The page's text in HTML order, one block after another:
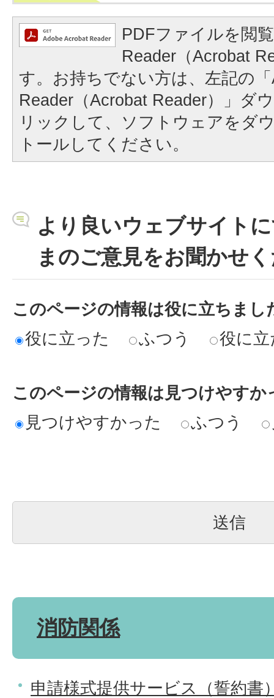
PDFファイルを閲
Reader（Acrobat
す。お持ちでない方は、左記の
Reader（Acrobat Reader）」ダ
リックして、ソフトウェアをダ
トールしてください。
より良いウェブサイト
まのご意見をお聞かせ
このページの情報は役に立ちまし
役に立った
ふつう 役に
このページの情報は見つけやすか
見つけやすかった
ふつう
消防関係
申請様式提供サービス（誓約書